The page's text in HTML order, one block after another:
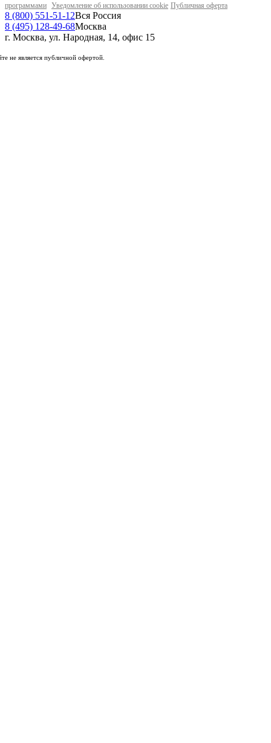
программами Уведомление об использовании cookie Публичная оферта
8 (800) 551-51-12Вся Россия
8 (495) 128-49-68Москва
г. Москва, ул. Народная, 14, офис 15
не является публичной офертой.